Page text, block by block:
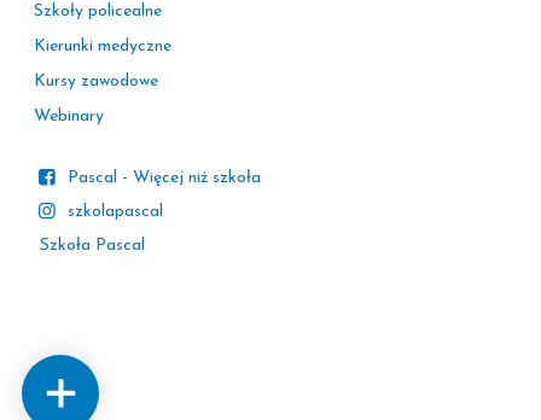
Szkoły policealne
Kierunki medyczne
Kursy zawodowe
Webinary
Pascal - Więcej niż szkoła
szkolapascal
Szkoła Pascal